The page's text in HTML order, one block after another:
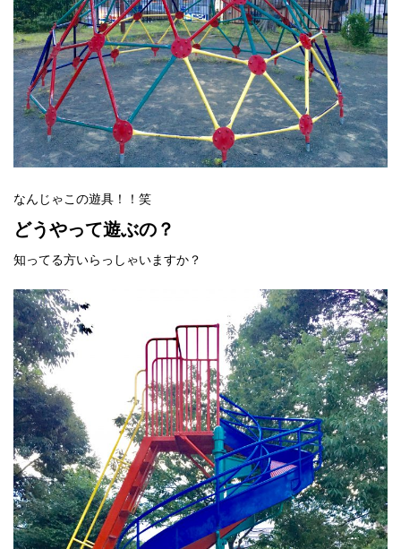
なんじゃこの遊具！！笑
どうやって遊ぶの？
知ってる方いらっしゃいますか？